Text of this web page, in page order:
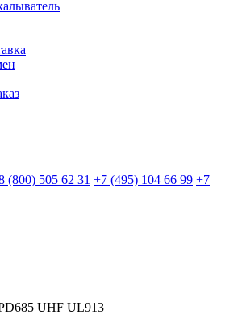
(800) 505 62 31 +7 (495) 104 66 99 +7
UHF UL913